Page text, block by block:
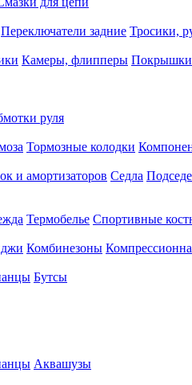
Переключатели задние Тросики,
Камеры, флипперы Покрышки
руля
Тормозные колодки
и амортизаторов Седла
Термобелье Спортивные
Комбинезоны
Бутсы
Аквашузы